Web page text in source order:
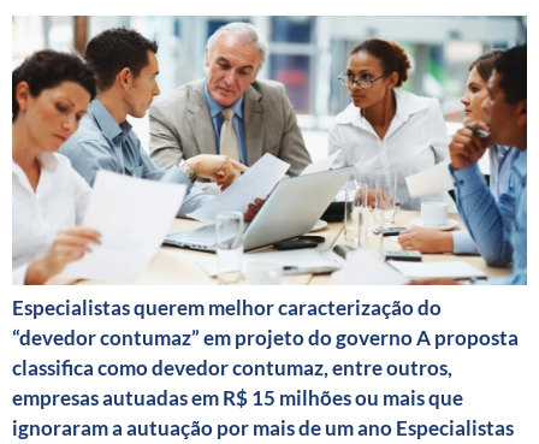
Especialistas querem melhor caracterização do
“devedor contumaz” em projeto do governo A proposta
classifica como devedor contumaz, entre outros,
empresas autuadas em R$ 15 milhões ou mais que
ignoraram a autuação por mais de um ano Especialistas